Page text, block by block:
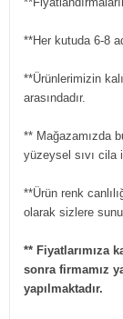
**Her kutuda 6-8
**Ürünlerimizin
arasındadır.
** Mağazamızda
yüzeysel sıvı cila
**Ürün renk
olarak sizlere
** Fiyatlarımıza
sonra firmamız
yapılmaktadır.